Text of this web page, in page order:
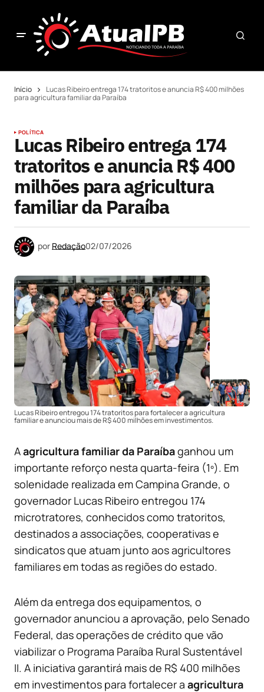
Início
Lucas Ribeiro entrega 174 tratoritos e anuncia R$ 400 milhões
para agricultura familiar da Paraíba
POLÍTICA
Lucas Ribeiro entrega 174
tratoritos e anuncia R$ 400
milhões para agricultura
familiar da Paraíba
por Redação02/07/2026
Lucas Ribeiro entregou 174 tratoritos para fortalecer a agricultura
familiar e anunciou mais de R$ 400 milhões em investimentos.
Aagricultura familiar da Paraíbaganhou um
importante reforço nesta quarta-feira (1º). Em
solenidade realizada em Campina Grande, o
governador Lucas Ribeiro entregou 174
microtratores, conhecidos como tratoritos,
destinados a associações, cooperativas e
sindicatos que atuam junto aos agricultores
familiares em todas as regiões do estado.
Além da entrega dos equipamentos, o
governador anunciou a aprovação, pelo Senado
Federal, das operações de crédito que vão
viabilizar o Programa Paraíba Rural Sustentável
II. A iniciativa garantirá mais de R$ 400 milhões
em investimentos para fortalecer a agricultura